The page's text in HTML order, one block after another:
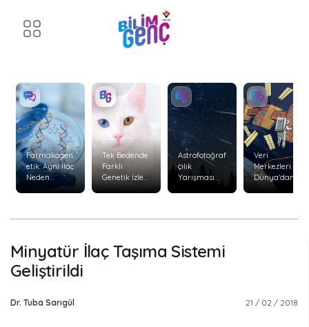
Farmakogen
etik: Aynı İlaç
Neden
?
Tek Bedende
Farklı
Genetik İzler:
Kimerizm
Astrofotoğraf
çılık
Yarışması
Veri
Merkezleri
Dünya'dan
Minyatür İlaç Taşıma Sistemi
Geliştirildi
Dr. Tuba Sarıgül 21 / 02 / 2018